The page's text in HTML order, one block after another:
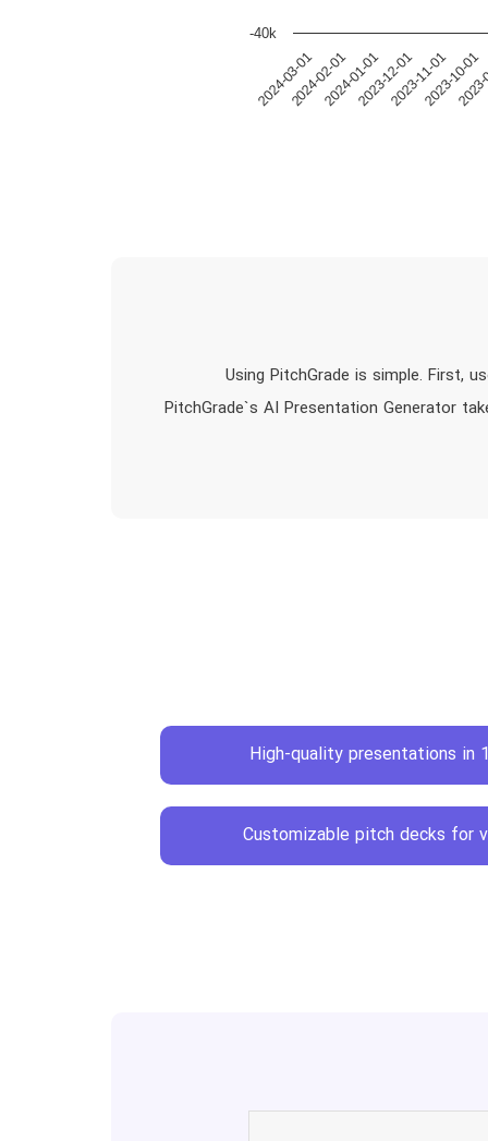
2024-03-012024-02-012024-01-012023-12-012023-11-012023-10-01
-40k
Using PitchGrade is simple. First,
PitchGrade`s AI Presentation Generator
High-quality presentations in
Customizable pitch decks for